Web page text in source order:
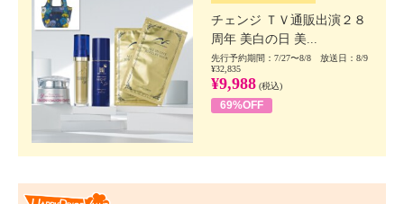
チェンジ ＴＶ通販出演２８
周年 美白の日 美...
先行予約期間：7/27〜8/8 放送日：8/9
¥32,835
¥9,988 (税込)
69%OFF